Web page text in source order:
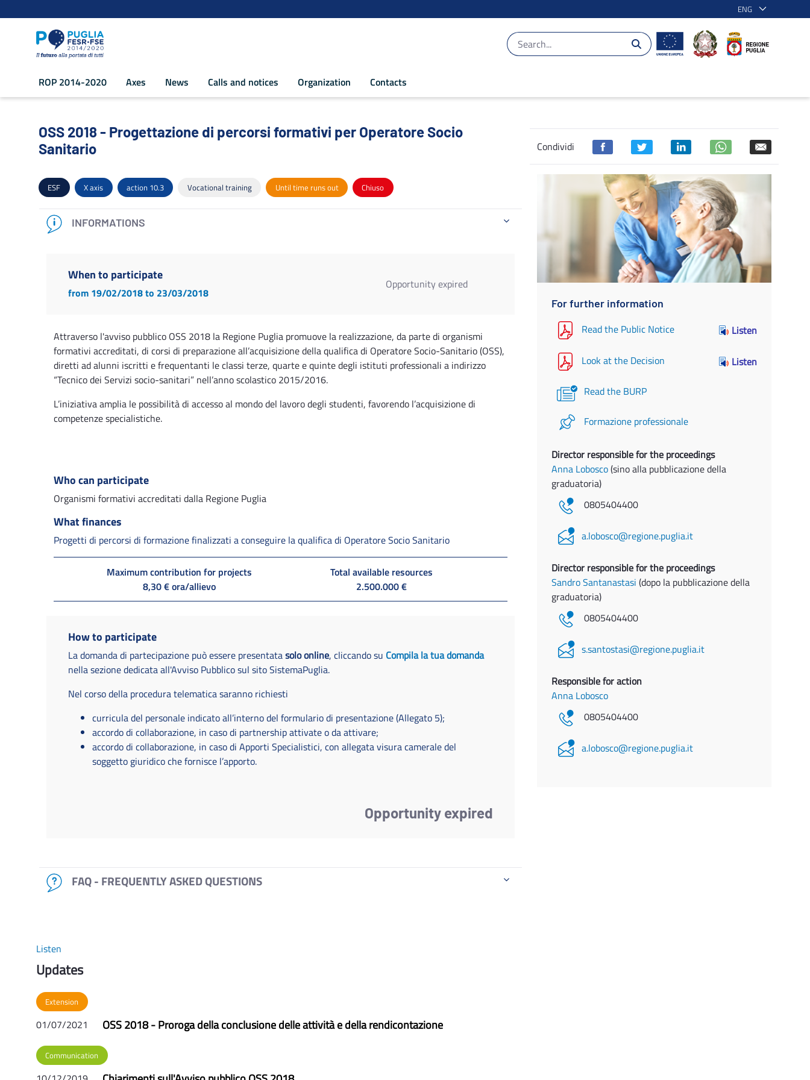
ENG
ROP 2014-2020 Axes News Calls and notices Organization Contacts
OSS 2018 - Progettazione di percorsi formativi per Operatore Socio Sanitario - POR Puglia 2014-2020
OSS 2018 - Progettazione di percorsi formativi per Operatore Socio
Sanitario
ESF X axis action 10.3 Vocational training Until time runs out Chiuso
INFORMATIONS
When to participate
from 19/02/2018to 23/03/2018
Opportunity expired
Attraverso l'avviso pubblico OSS 2018 la Regione Puglia promuove la realizzazione, da parte di organismi
formativi accreditati, di corsi di preparazione all’acquisizione della qualifica di Operatore Socio-Sanitario (OSS),
diretti ad alunni iscritti e frequentanti le classi terze, quarte e quinte degli istituti professionali a indirizzo
“Tecnico dei Servizi socio-sanitari” nell’anno scolastico 2015/2016.
L’iniziativa amplia le possibilità di accesso al mondo del lavoro degli studenti, favorendo l’acquisizione di
competenze specialistiche.
Who can participate
Organismi formativi accreditati dalla Regione Puglia
What finances
Progetti di percorsi di formazione finalizzati a conseguire la qualifica di Operatore Socio Sanitario
Maximum contribution for projects
8,30 € ora/allievo
Total available resources
2.500.000 €
How to participate
La domanda di partecipazione può essere presentatasolo online, cliccando su Compila la tua domanda
nella sezione dedicata all'Avviso Pubblico sul sito SistemaPuglia.
Nel corso della procedura telematica saranno richiesti
curricula del personale indicato all’interno del formulario di presentazione (Allegato 5);
accordo di collaborazione, in caso di partnership attivate o da attivare;
accordo di collaborazione, in caso di Apporti Specialistici, con allegata visura camerale del
soggetto giuridico che fornisce l’apporto.
Opportunity expired
FAQ - FREQUENTLY ASKED QUESTIONS
Condividi
For further information
Read the Public Notice Listen
Look at the Decision Listen
Read the BURP
Formazione professionale
Director responsible for the proceedings
Anna Lobosco(sino alla pubblicazione della
graduatoria)
0805404400
a.lobosco@regione.puglia.it
Director responsible for the proceedings
Sandro Santanastasi (dopo la pubblicazione della
graduatoria)
0805404400
s.santostasi@regione.puglia.it
Responsible for action
Anna Lobosco
0805404400
a.lobosco@regione.puglia.it
Listen
Updates
Extension
01/07/2021 OSS 2018 - Proroga della conclusione delle attività e della rendicontazione
Communication